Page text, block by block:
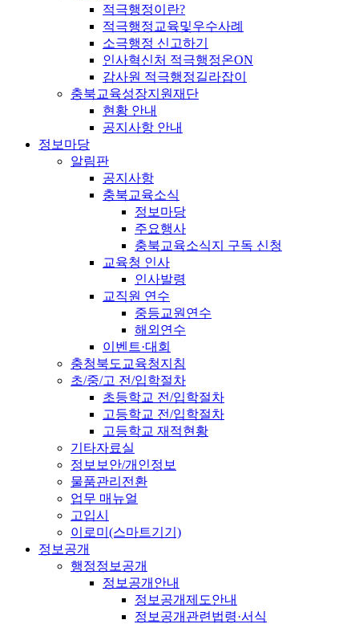
적극행정이란?
적극행정교육및우수사례
소극행정 신고하기
인사혁신처 적극행정온ON
감사원 적극행정길라잡이
충북교육성장지원재단
현황 안내
공지사항 안내
정보마당
알림판
공지사항
충북교육소식
정보마당
주요행사
충북교육소식지 구독 신청
교육청 인사
인사발령
교직원 연수
중등교원연수
해외연수
이벤트·대회
충청북도교육청지침
초/중/고 전/입학절차
초등학교 전/입학절차
고등학교 전/입학절차
고등학교 재적현황
기타자료실
정보보안/개인정보
물품관리전환
업무 매뉴얼
고입시
이로미(스마트기기)
정보공개
행정정보공개
정보공개안내
정보공개제도안내
정보공개관련법령·서식